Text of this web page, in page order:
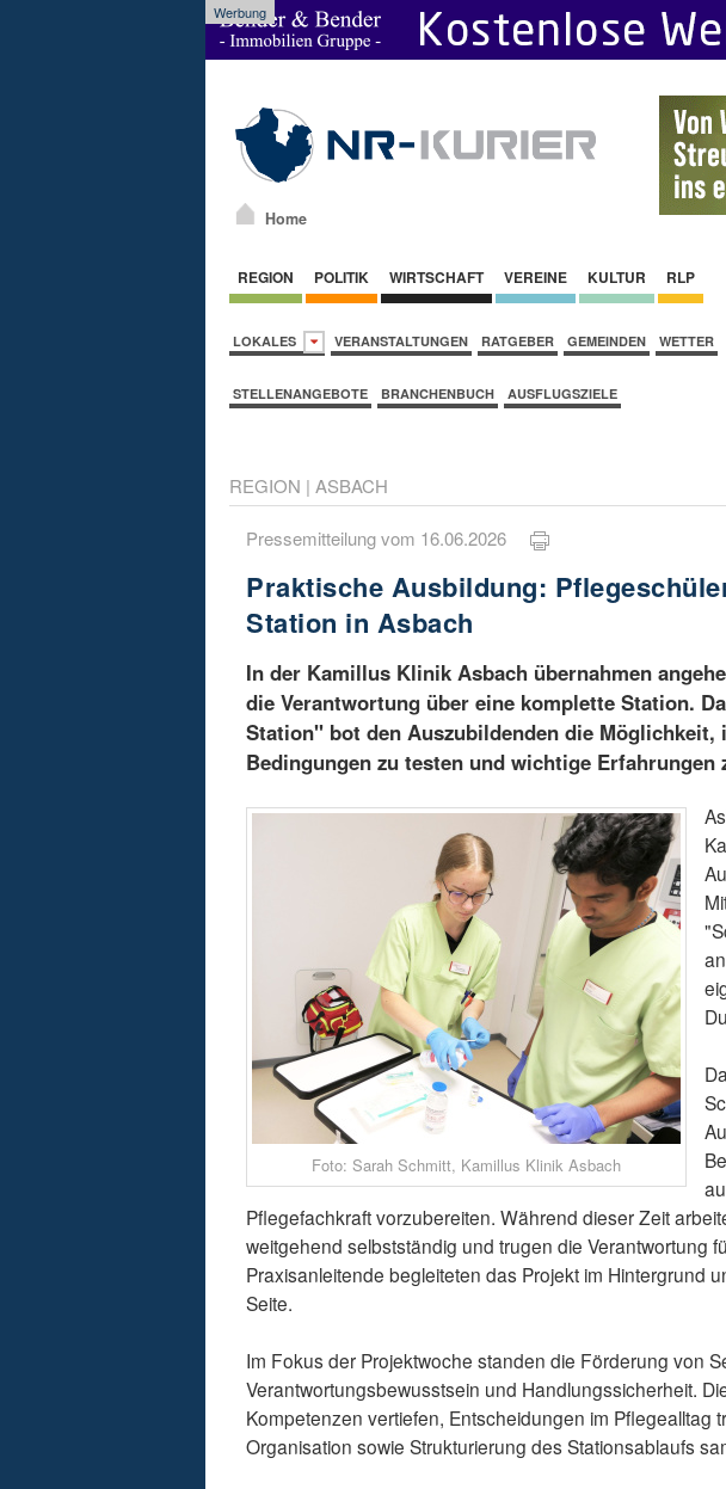
Werbung
Home
REGION POLITIK WIRTSCHAFT VEREINE KULTUR RLP
LOKALES VERANSTALTUNGEN RATGEBER GEMEINDEN WETTER
STELLENANGEBOTE BRANCHENBUCH AUSFLUGSZIELE
REGION | ASBACH
Pressemitteilung vom 16.06.2026
Praktische Ausbildung:
Station in Asbach
In der Kamillus Klinik Asbach übernahmen
die Verantwortung über eine komplette Station.
Station" bot den Auszubildenden die Möglichkeit,
Bedingungen zu testen und wichtige Erfahrungen
Foto: Sarah Schmitt, Kamillus Klinik Asbach
Pflegefachkraft vorzubereiten. Während dieser Zeit
weitgehend selbstständig und trugen die Verantwortung
Praxisanleitende begleiteten das Projekt im Hintergrund
Seite.
Im Fokus der Projektwoche standen die Förderung von
Verantwortungsbewusstsein und Handlungssicherheit.
Kompetenzen vertiefen, Entscheidungen im Pflegealltag
Organisation sowie Strukturierung des Stationsablaufs